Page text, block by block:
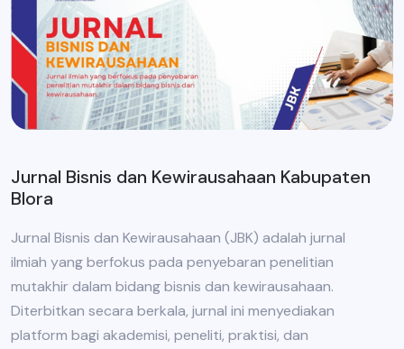
Jurnal Bisnis dan Kewirausahaan Kabupaten
Blora
Jurnal Bisnis dan Kewirausahaan (JBK) adalah jurnal
ilmiah yang berfokus pada penyebaran penelitian
mutakhir dalam bidang bisnis dan kewirausahaan.
Diterbitkan secara berkala, jurnal ini menyediakan
platform bagi akademisi, peneliti, praktisi, dan